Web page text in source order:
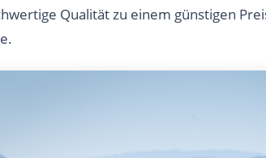
Qualität zu einem günstigen